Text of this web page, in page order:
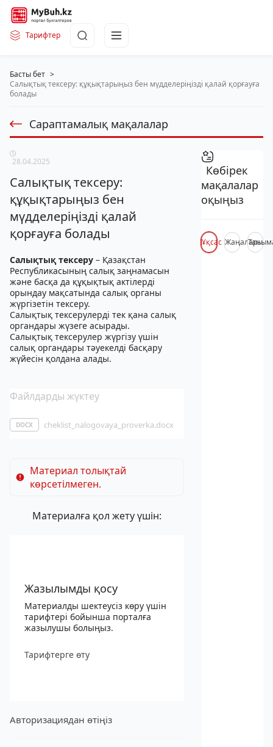
Тарифтер
Басты бет >
Салықтық тексеру: құқықтарыңыз бен мүдделеріңізді қалай қорғауға
болады
Сараптамалық мақалалар
28.04.2025
Салықтық тексеру:
құқықтарыңыз бен
мүдделеріңізді қалай
қорғауға болады
Салықтық тексеру – Қазақстан
Республикасының салық заңнамасын
және басқа да құқықтық актілерді
орындау мақсатында салық органы
жүргізетін тексеру.
Салықтық тексерулерді тек қана салық
органдары жүзеге асырады.
Салықтық тексерулер жүргізу үшін
салық органдары тәуекелді басқару
жүйесін қолдана алады.
Файлдарды жүктеу
DOCX cheklist_nalogovaya_proverka.docx
Материал толықтай
көрсетілмеген.
Материалға қол жету үшін:
Жазылымды қосу
Материалды шектеусіз көру үшін
тарифтері бойынша порталға
жазылушы болыңыз.
Тарифтерге өту
Авторизациядан өтіңіз
Көбірек
мақалалар
оқыңыз
Ұқсас Жаңалары